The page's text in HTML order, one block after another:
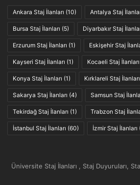
Ankara Staj İlanları (10) Antalya Staj
Bursa Staj İlanları (5) Diyarbakır Staj
Erzurum Staj İlanları (1) Eskişehir Staj
Kayseri Staj İlanları (1) Kocaeli Staj İlanları
Konya Staj İlanları (1) Kırklareli Staj İlanları
Sakarya Staj İlanları (4) Samsun Staj
Tekirdağ Staj İlanları (1) Trabzon Staj
İstanbul Staj İlanları (60) İzmir Staj İlanları
Üniversite Staj İlanları , Staj Duyuruları,